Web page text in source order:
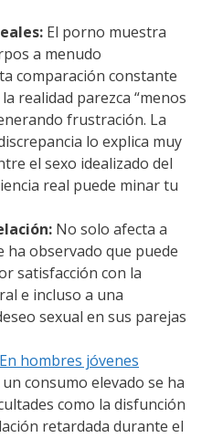
El porno muestra
a menudo
comparación constante
realidad parezca “menos
frustración. La
lo explica muy
el sexo idealizado del
real puede minar tu
No solo afecta a
ha observado que puede
satisfacción con la
e incluso a una
sexual en sus parejas
En hombres jóvenes
un consumo elevado se ha
como la disfunción
retardada durante el